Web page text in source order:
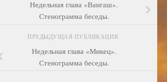
Недельная глава «Ваигаш».
Стенограмма беседы.
ПРЕДЫДУЩАЯ ПУБЛИКАЦИЯ
Недельная глава «Микец».
Стенограмма беседы.